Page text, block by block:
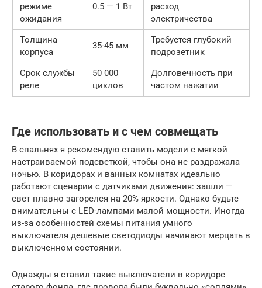
режиме
ожидания
0.5 — 1 Вт
расход
электричества
Толщина
корпуса
35-45 мм
Требуется глубокий
подрозетник
Срок службы
реле
50 000
циклов
Долговечность при
частом нажатии
Где использовать и с чем совмещать
В спальнях я рекомендую ставить модели с мягкой
настраиваемой подсветкой, чтобы она не раздражала
ночью. В коридорах и ванных комнатах идеально
работают сценарии с датчиками движения: зашли —
свет плавно загорелся на 20% яркости. Однако будьте
внимательны с LED-лампами малой мощности. Иногда
из-за особенностей схемы питания умного
выключателя дешевые светодиоды начинают мерцать в
выключенном состоянии.
Однажды я ставил такие выключатели в коридоре